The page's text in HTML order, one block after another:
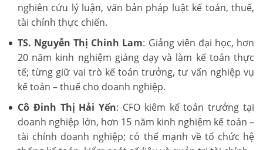
nghiên cứu lý luận, văn bản pháp luật kế toán, thuế,
tài chính thực chiến.
TS. Nguyễn Thị Chinh Lam: Giảng viên đại học, hơn
20 năm kinh nghiệm giảng dạy và làm kế toán thực
tế; từng giữ vai trò kế toán trưởng, tư vấn nghiệp vụ
kế toán – thuế cho doanh nghiệp.
Cô Đinh Thị Hải Yến: CFO kiêm kế toán trưởng tại
doanh nghiệp lớn, hơn 15 năm kinh nghiệm kế toán –
tài chính doanh nghiệp; có thế mạnh về tổ chức hệ